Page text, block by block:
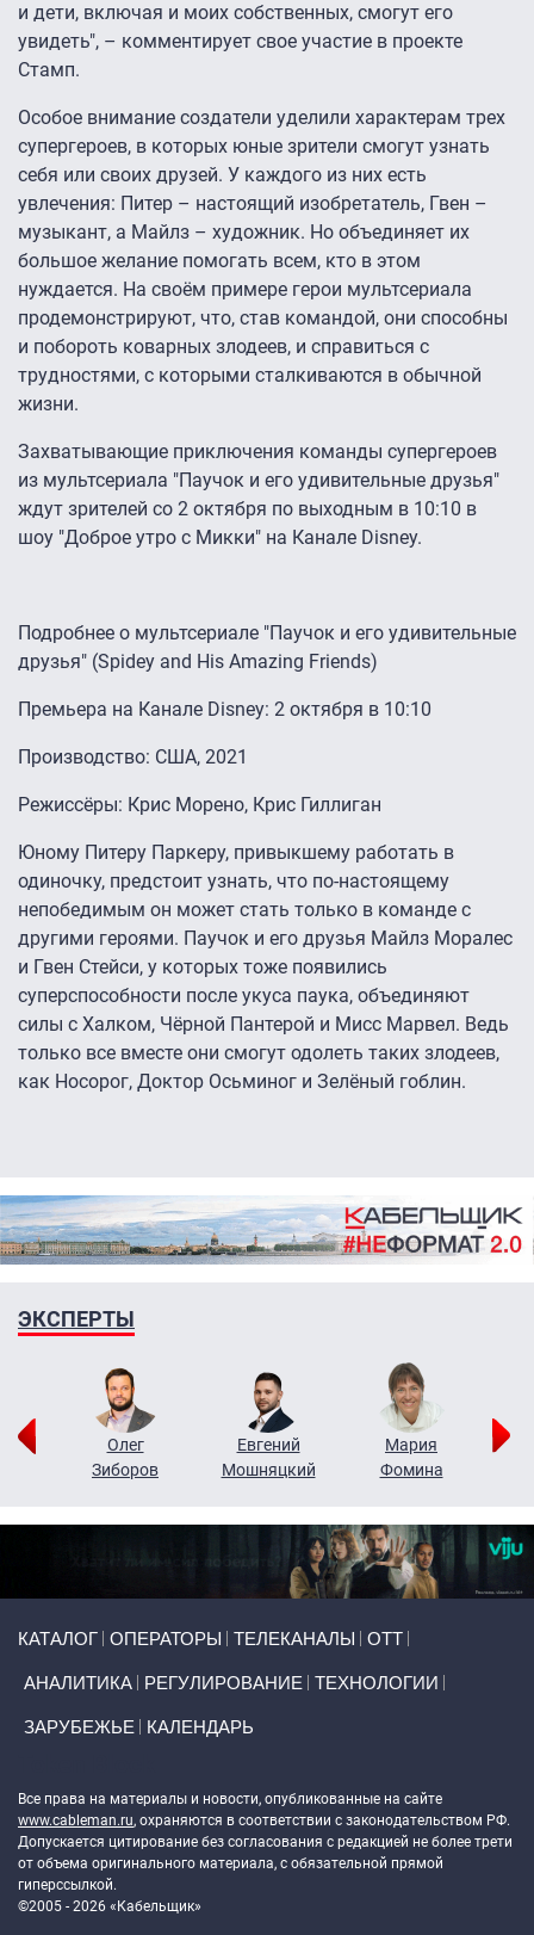
и дети, включая и моих собственных, смогут его
увидеть", – комментирует свое участие в проекте
Стамп.
Особое внимание создатели уделили характерам трех
супергероев, в которых юные зрители смогут узнать
себя или своих друзей. У каждого из них есть
увлечения: Питер – настоящий изобретатель, Гвен –
музыкант, а Майлз – художник. Но объединяет их
большое желание помогать всем, кто в этом
нуждается. На своём примере герои мультсериала
продемонстрируют, что, став командой, они способны
и побороть коварных злодеев, и справиться с
трудностями, с которыми сталкиваются в обычной
жизни.
Захватывающие приключения команды супергероев
из мультсериала "Паучок и его удивительные друзья"
ждут зрителей со 2 октября по выходным в 10:10 в
шоу "Доброе утро с Микки" на Канале Disney.
Подробнее о мультсериале "Паучок и его удивительные
друзья" (Spidey and His Amazing Friends)
Премьера на Канале Disney: 2 октября в 10:10
Производство: США, 2021
Режиссёры: Крис Морено, Крис Гиллиган
Юному Питеру Паркеру, привыкшему работать в
одиночку, предстоит узнать, что по-настоящему
непобедимым он может стать только в команде с
другими героями. Паучок и его друзья Майлз Моралес
и Гвен Стейси, у которых тоже появились
суперспособности после укуса паука, объединяют
силы с Халком, Чёрной Пантерой и Мисс Марвел. Ведь
только все вместе они смогут одолеть таких злодеев,
как Носорог, Доктор Осьминог и Зелёный гоблин.
ЭКСПЕРТЫ
Олег
Зиборов
Евгений
Мошняцкий
Мария
Фомина
КАТАЛОГ ОПЕРАТОРЫ ТЕЛЕКАНАЛЫ ОТТ
АНАЛИТИКА РЕГУЛИРОВАНИЕ ТЕХНОЛОГИИ
ЗАРУБЕЖЬЕ КАЛЕНДАРЬ
Все права на материалы и новости, опубликованные на сайте
www.cableman.ru, охраняются в соответствии с законодательством РФ.
Допускается цитирование без согласования с редакцией не более трети
от объема оригинального материала, с обязательной прямой
гиперссылкой.
©2005 - 2026 «Кабельщик»